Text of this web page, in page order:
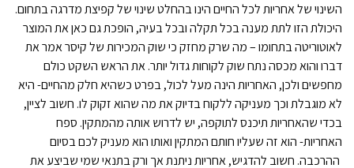
השינוי של אחריות לכל החיים הינו בהחלט שינוי של קפיצת מדרגה בתחום.
היכולת הזו לתת מענה בכל תקלה ובכל בעיה, הופכת גם כאן את המוצר
לאוטוריטה בתחומו – מה שרק מחזק כי שוק המכירות של קיסר אמר את
דברו והוא מכסה נתח שוק לקוחות גדול יותר. את הראש השקט כולם
מחפשים ולכן, האחריות הינה מעל לכול, בפרט כשהיא חלק מהחיים- היא
לא מוגבלת וכך מעניקה ללקוח בדיוק את מה שהוא זקוק לו. חשוב לציין,
בכדי שהאחריות תיכנס לתוקפה, יש לדרוש אותה מהמתקין. ספח
האחריות- הוא זה שעליו חותם המתקין ואותו הוא מעניק לכם בסיום
ההרכבה. חשוב להדגיש, אחריות ניתנת אך ורק בתנאי שמי שביצע את